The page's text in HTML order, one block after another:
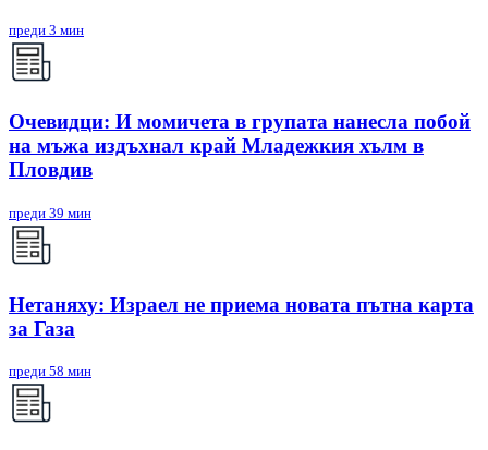
преди 3 мин
Очевидци: И момичета в групата нанесла побой
на мъжа издъхнал край Младежкия хълм в
Пловдив
преди 39 мин
Нетаняху: Израел не приема новата пътна карта
за Газа
преди 58 мин